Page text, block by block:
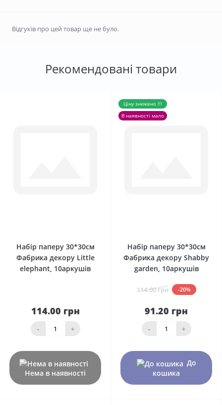
Відгуків про цей товар ще не було.
Рекомендовані товари
Набір паперу 30*30см
Фабрика декору Little
elephant, 10аркушів
114.00 грн
- +
Нема в наявності
Ціну знижено !!!
В наявності мало
Набір паперу 30*30см
Фабрика декору Shabby
garden, 10аркушів
114.00 грн -20%
91.20 грн
- +
До
кошика